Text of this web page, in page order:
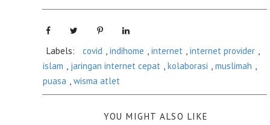
Labels: covid indihome internet internet provider
islam
jaringan internet cepat kolaborasi muslimah
puasa
wisma atlet
YOU MIGHT ALSO LIKE